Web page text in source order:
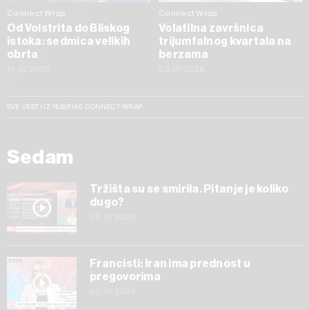
Connect Wrap
Od Volstrita do Bliskog
istoka: sedmica velikih
obrta
Connect Wrap
Volatilna završnica
trijumfalnog kvartala na
berzama
SVE VESTI IZ RUBRIKE CONNECT WRAP
Sedam
Tržišta su se smirila. Pitanje je koliko
dugo?
Francisti: Iran ima prednost u
pregovorima